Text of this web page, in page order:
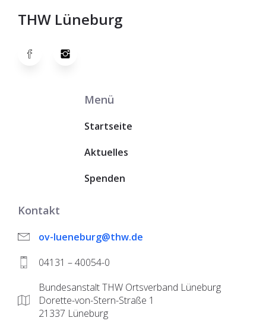
THW Lüneburg
Menü
Startseite
Aktuelles
Spenden
Kontakt
ov-lueneburg@thw.de
04131 – 40054-0
Bundesanstalt THW Ortsverband Lüneburg
Dorette-von-Stern-Straße 1
21337 Lüneburg